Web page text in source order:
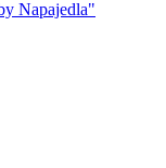
Napajedla"